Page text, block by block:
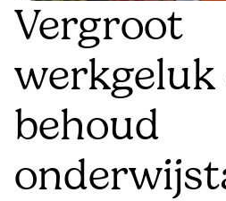
Vergroot
werkgeluk
behoud